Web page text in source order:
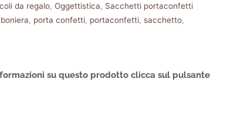
da regalo,Oggettistica, Sacchetti portaconfetti
, porta confetti, portaconfetti,sacchetto,
su questo prodotto clicca sul pulsante